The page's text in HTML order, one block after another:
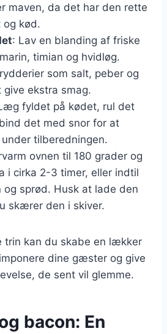
maven, da det har den rette
kød.
: Lav en blanding af friske
timian og hvidløg.
som salt, peber og
ekstra smag.
fyldet på kødet, rul det
det med snor for at
tilberedningen.
ovnen til 180 grader og
i cirka 2-3 timer, eller indtil
og sprød. Husk at lade den
skærer den i skiver.
trin kan du skabe en lækker
dine gæster og give
de sent vil glemme.
bacon: En